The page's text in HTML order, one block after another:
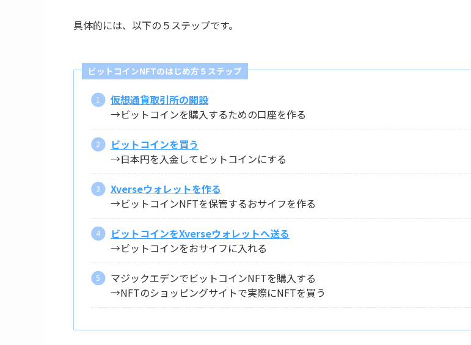
具体的には、以下の５ステップです。
ビットコインNFTのはじめ方５ステップ
仮想通貨取引所の開設
→ビットコインを購入するための口座を作る
ビットコインを買う
→日本円を入金してビットコインにする
Xverseウォレットを作る
→ビットコインNFTを保管するおサイフを作る
ビットコインをXverseウォレットへ送る
→ビットコインをおサイフに入れる
マジックエデンでビットコインNFTを購入する
→NFTのショッピングサイトで実際にNFTを買う